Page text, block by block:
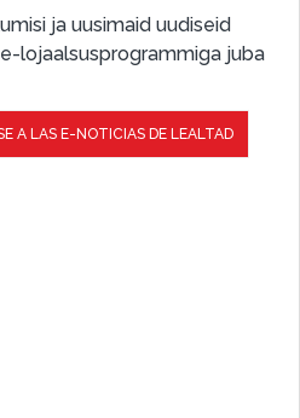
ja uusimaid uudiseid
lojaalsusprogrammiga juba
A LAS E-NOTICIAS DE LEALTAD